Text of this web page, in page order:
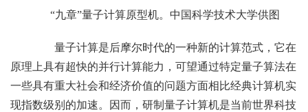
“九章”量子计算原型机。中国科学技术大学供图
量子计算是后摩尔时代的一种新的计算范式，它在
原理上具有超快的并行计算能力，可望通过特定量子算法在
一些具有重大社会和经济价值的问题方面相比经典计算机实
现指数级别的加速。因而，研制量子计算机是当前世界科技